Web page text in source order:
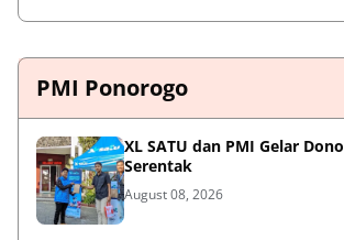
PMI Ponorogo
XL SATU dan PMI Gelar
Serentak
August 08, 2026